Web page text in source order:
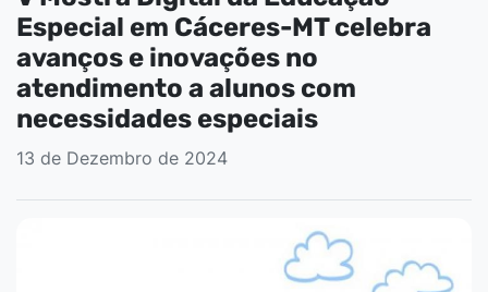
Especial em Cáceres-MT celebra
avanços e inovações no
atendimento a alunos com
necessidades especiais
13 de Dezembro de 2024